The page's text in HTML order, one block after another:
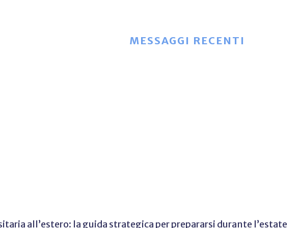
MESSAGGI RECENTI
all’estero: la guida strategica per prepararsi durante l’estate